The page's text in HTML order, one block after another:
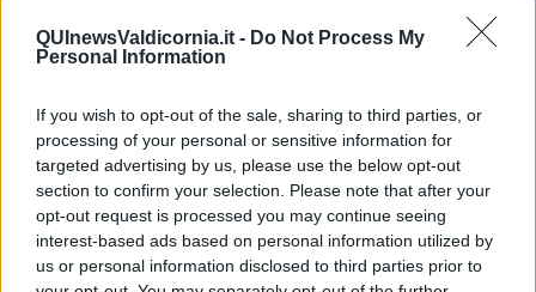
QUInewsValdicornia.it - Do Not Process My
Personal Information
If you wish to opt-out of the sale, sharing to third parties, or
processing of your personal or sensitive information for
targeted advertising by us, please use the below opt-out
section to confirm your selection. Please note that after your
opt-out request is processed you may continue seeing
interest-based ads based on personal information utilized by
us or personal information disclosed to third parties prior to
Adultescenza
Homo imbecillis
Quando il silenzio è aggressivo
​Il passato, questo conosciuto!
​Clima ballerino e sbalzi d’umore
La maternità
​L’uomo o l’orso?
Non hanno un amico a teatro​
​Tutta una questione di rispetto
​Cose che ci esauriscono